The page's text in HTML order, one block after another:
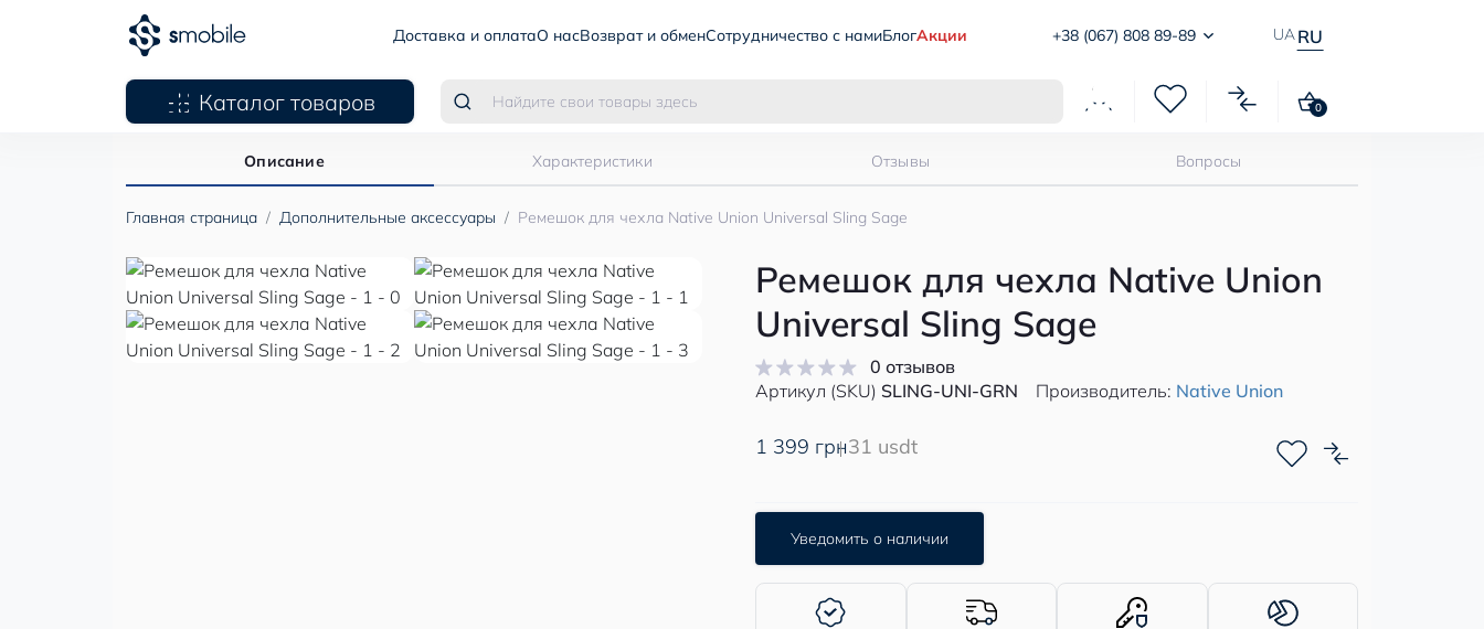
Доставка и оплатаО насВозврат и обменСотрудничество с намиБлогАкции +38 (067) 808 89-89 UA RU
Каталог товаров 0
Главная страница Дополнительные аксессуары Ремешок для чехла Native Union Universal Sling Sage
Описание Характеристики Отзывы Вопросы
Ремешок для чехла Native Union
Universal Sling Sage
0 отзывов
Артикул (SKU) SLING-UNI-GRN Производитель: Native Union
1 399 грн31 usdt
Уведомить о наличии